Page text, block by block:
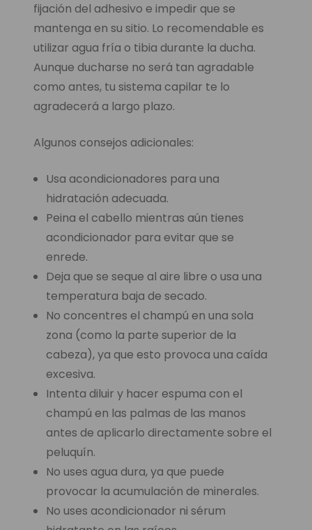
fijación del adhesivo e impedir que se
mantenga en su sitio. Lo recomendable es
utilizar agua fría o tibia durante la ducha.
Aunque ducharse no será tan agradable
como antes, tu sistema capilar te lo
agradecerá a largo plazo.
Algunos consejos adicionales:
Usa acondicionadores para una
hidratación adecuada.
Peina el cabello mientras aún tienes
acondicionador para evitar que se
enrede.
Deja que se seque al aire libre o usa una
temperatura baja de secado.
No concentres el champú en una sola
zona (como la parte superior de la
cabeza), ya que esto provoca una caída
excesiva.
Intenta diluir y hacer espuma con el
champú en las palmas de las manos
antes de aplicarlo directamente sobre el
peluquín.
No uses agua dura, ya que puede
provocar la acumulación de minerales.
No uses acondicionador ni sérum